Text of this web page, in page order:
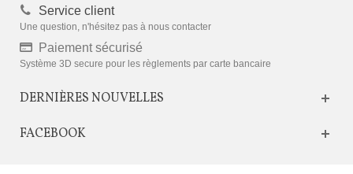
Service client
Une question, n'hésitez pas à nous contacter
Paiement sécurisé
Système 3D secure pour les règlements par carte bancaire
DERNIÈRES NOUVELLES
FACEBOOK